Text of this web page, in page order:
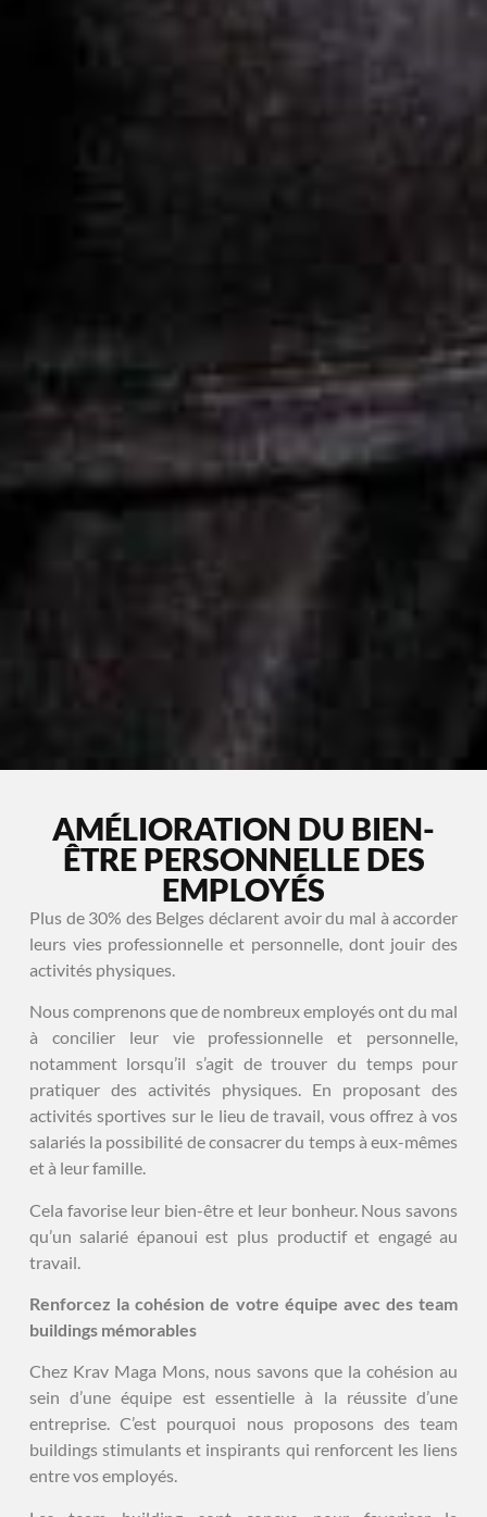
AMÉLIORATION DU BIEN-
ÊTRE PERSONNELLE DES
EMPLOYÉS
Plus de 30% des Belges déclarent avoir du mal à accorder
leurs vies professionnelle et personnelle, dont jouir des
activités physiques.
Nous comprenons que de nombreux employés ont du mal
à concilier leur vie professionnelle et personnelle,
notamment lorsqu’il s’agit de trouver du temps pour
pratiquer des activités physiques. En proposant des
activités sportives sur le lieu de travail, vous offrez à vos
salariés la possibilité de consacrer du temps à eux-mêmes
et à leur famille.
Cela favorise leur bien-être et leur bonheur. Nous savons
qu’un salarié épanoui est plus productif et engagé au
travail.
Renforcez la cohésion de votre équipe avec des team
buildings mémorables
Chez Krav Maga Mons, nous savons que la cohésion au
sein d’une équipe est essentielle à la réussite d’une
entreprise. C’est pourquoi nous proposons des team
buildings stimulants et inspirants qui renforcent les liens
entre vos employés.